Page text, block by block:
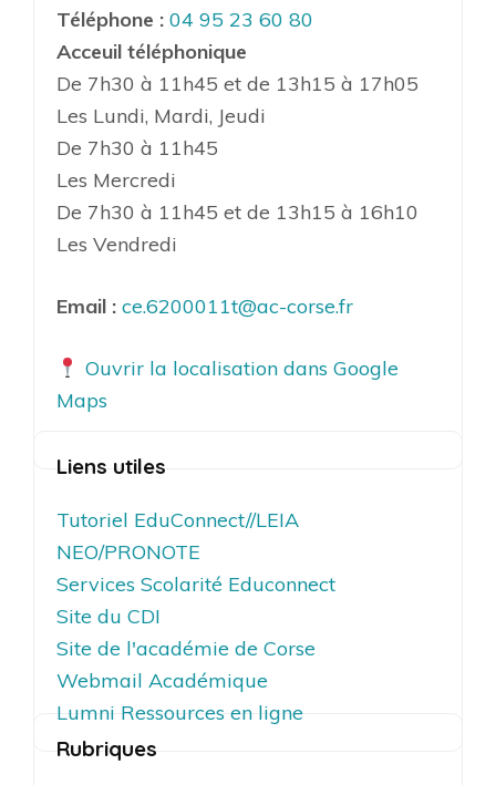
Téléphone : 04 95 23 60 80
Acceuil téléphonique
De 7h30 à 11h45 et de 13h15 à 17h05
Les Lundi, Mardi, Jeudi
De 7h30 à 11h45
Les Mercredi
De 7h30 à 11h45 et de 13h15 à 16h10
Les Vendredi
Email : ce.6200011t@ac-corse.fr
Ouvrir la localisation dans Google
Maps
Liens utiles
Tutoriel EduConnect//LEIA
NEO/PRONOTE
Services Scolarité Educonnect
Site du CDI
Site de l'académie de Corse
Webmail Académique
Lumni Ressources en ligne
Rubriques